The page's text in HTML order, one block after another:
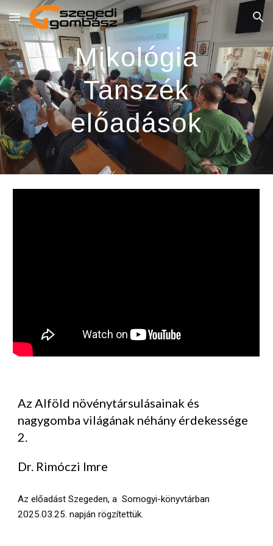
Skip to main content Skip to navigation
Mikológia
Tanszék
előadások
Az Alföld növénytársulásainak és
nagygomba világának néhány érdekessége
2.
Dr. Rimóczi Imre
Az előadást Szegeden, a Somogyi-könyvtárban
2025.03.25. napján rögzítettük.